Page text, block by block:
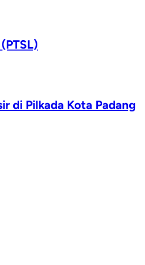
di Pilkada Kota Padang